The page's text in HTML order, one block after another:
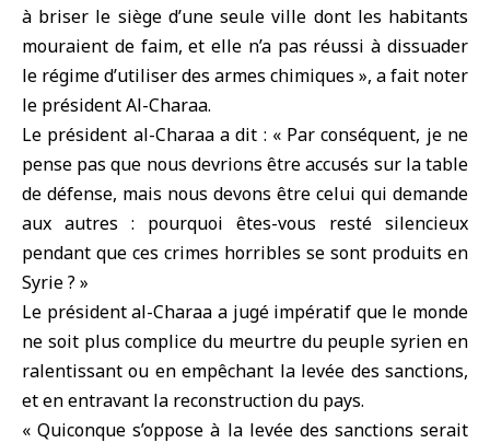
à briser le siège d’une seule ville dont les habitants
mouraient de faim, et elle n’a pas réussi à dissuader
le régime d’utiliser des armes chimiques », a fait noter
le président Al-Charaa.
Le président al-Charaa a dit : « Par conséquent, je ne
pense pas que nous devrions être accusés sur la table
de défense, mais nous devons être celui qui demande
aux autres : pourquoi êtes-vous resté silencieux
pendant que ces crimes horribles se sont produits en
Syrie ? »
Le président al-Charaa a jugé impératif que le monde
ne soit plus complice du meurtre du peuple syrien en
ralentissant ou en empêchant la levée des sanctions,
et en entravant la reconstruction du pays.
« Quiconque s’oppose à la levée des sanctions serait